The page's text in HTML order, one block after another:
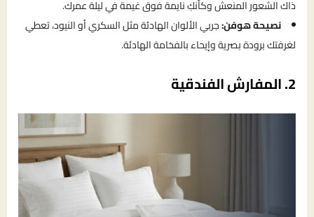
ذاك الشعور المنعش وكأنكِ نايمة فوق غيمة في ليلة عمرك.
نصيحة هوفن:جربي الألوان الهادئة مثل السكري أو النيود، تعطي
لغرفتك برودة بصرية وإيحاء بالفخامة الهادئة.
2. المفارش الفندقية